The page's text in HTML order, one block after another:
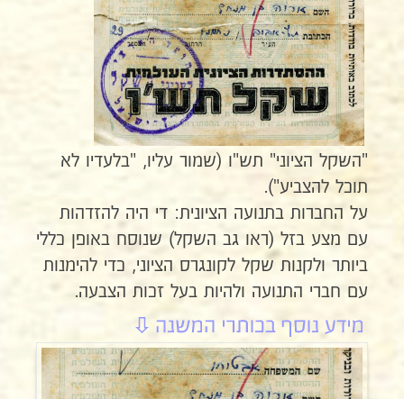
"השקל הציוני" תש"ו (שמור עליו, "בלעדיו לא
תוכל להצביע").
על החברות בתנועה הציונית: די היה להזדהות
עם מצע בזל (ראו גב השקל) שנוסח באופן כללי
ביותר ולקנות שקל לקונגרס הציוני, כדי להימנות
עם חברי התנועה ולהיות בעל זכות הצבעה.